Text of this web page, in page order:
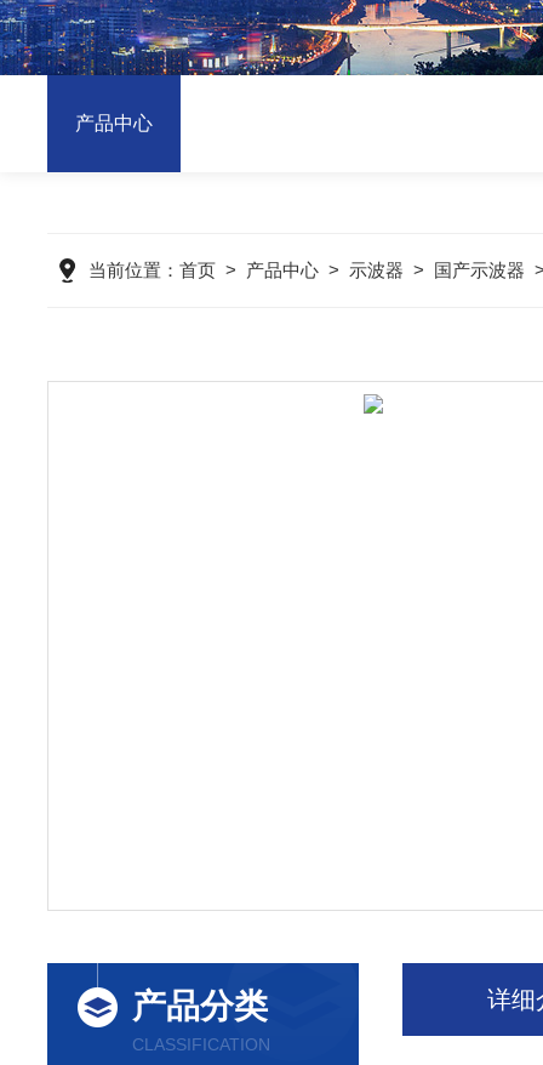
产品中心
当前位置： 首页 > 产品中心 > 示波器 > 国产示波器
产品分类
CLASSIFICATION
详细